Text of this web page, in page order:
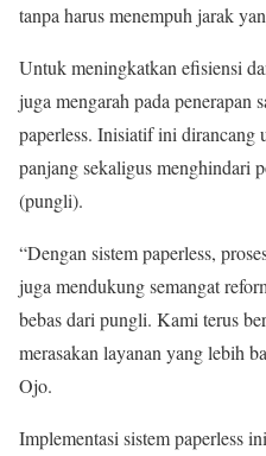
tanpa harus menempuh jarak
Untuk meningkatkan efisiensi
juga mengarah pada penerapan
paperless. Inisiatif ini
panjang sekaligus menghindari
(pungli).
“Dengan sistem paperless,
juga mendukung semangat
bebas dari pungli. Kami terus
merasakan layanan yang lebih
Ojo.
Implementasi sistem paperless